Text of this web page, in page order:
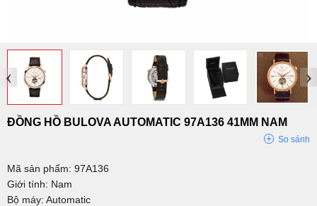
‹ ›
ĐỒNG HỒ BULOVA AUTOMATIC 97A136 41MM NAM
So sánh
Mã sản phẩm: 97A136
Giới tính: Nam
Bộ máy: Automatic